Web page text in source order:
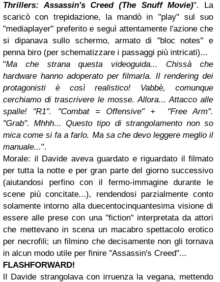
Thrillers: Assassin'sCreed(The Snuff Movie)". La
scaricò con trepidazione, la mandò in "play" sul suo
"mediaplayer" preferito e seguì attentamente l'azione che
si dipanava sullo schermo, armato di "bloc notes" e
penna biro (per schematizzare i passaggi più intricati)...
"Ma che strana questa videoguida... Chissà che
hardware hanno adoperato per filmarla. Il rendering dei
protagonisti è così realistico! Vabbè, comunque
cerchiamo di trascrivere le mosse. Allora... Attacco alle
spalle! "R1". "Combat = Offensive" + "Free Arm".
"Grab". Mhhh... Questo tipo di strangolamento non so
mica come si fa a farlo. Ma sa che devo leggere meglio il
manuale...".
Morale: il Davide aveva guardato e riguardato il filmato
per tutta la notte e per gran parte del giorno successivo
(aiutandosi perfino con il fermo-immagine durante le
scene più concitate...), rendendosi parzialmente conto
solamente intorno alla duecentocinquantesima visione di
essere alle prese con una "fiction" interpretata da attori
che mettevano in scena un macabro spettacolo erotico
per necrofili; un filmino che decisamente non gli tornava
in alcun modo utile per finire "Assassin's Creed"...
FLASHFORWARD!
Il Davide strangolava con irruenza la vegana, mettendo